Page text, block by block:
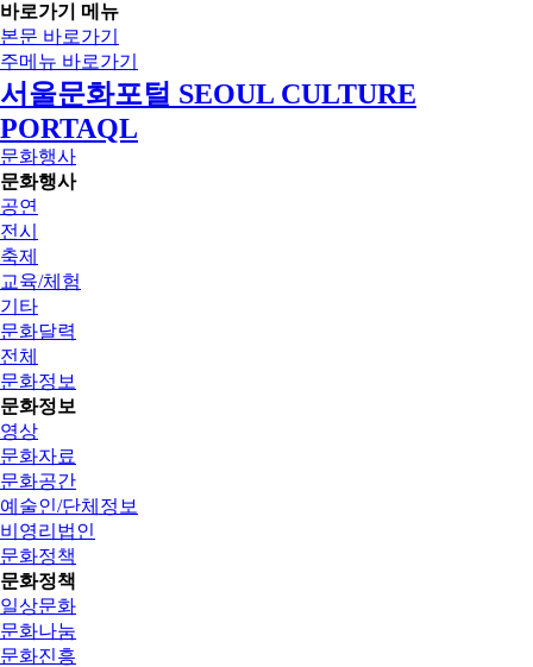
바로가기 메뉴
본문 바로가기
주메뉴 바로가기
서울문화포털 SEOUL CULTURE
PORTAQL
문화행사
문화행사
공연
전시
축제
교육/체험
기타
문화달력
전체
문화정보
문화정보
영상
문화자료
문화공간
예술인/단체정보
비영리법인
문화정책
문화정책
일상문화
문화나눔
문화진흥